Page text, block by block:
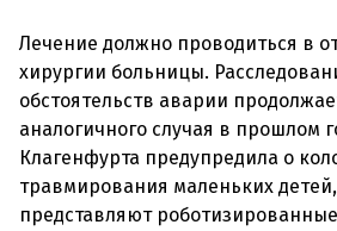
Лечение должно проводиться в
хирургии больницы.
обстоятельств аварии
аналогичного случая в прошлом
Клагенфурта предупредила о
травмирования маленьких
представляют